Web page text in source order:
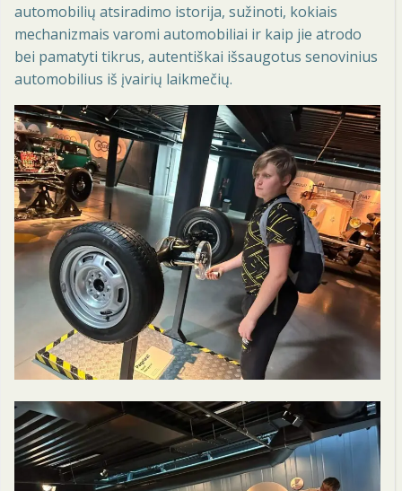
automobilių atsiradimo istorija, sužinoti, kokiais
mechanizmais varomi automobiliai ir kaip jie atrodo
bei pamatyti tikrus, autentiškai išsaugotus senovinius
automobilius iš įvairių laikmečių.